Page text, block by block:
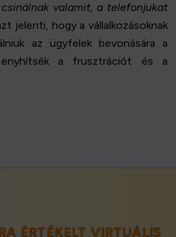
valamit, a telefonjukat
jelenti, hogy a vállalkozásoknak
az ügyfelek bevonására a
a frusztrációt és a
ÉRTÉKELT VIRTUÁLIS